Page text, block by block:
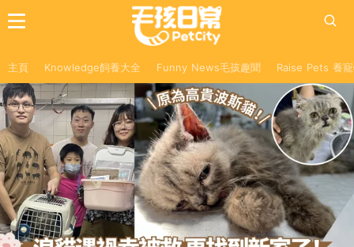
主頁 Knowledge飼養大全 Funny News毛孩趣聞 Raise Pets 養